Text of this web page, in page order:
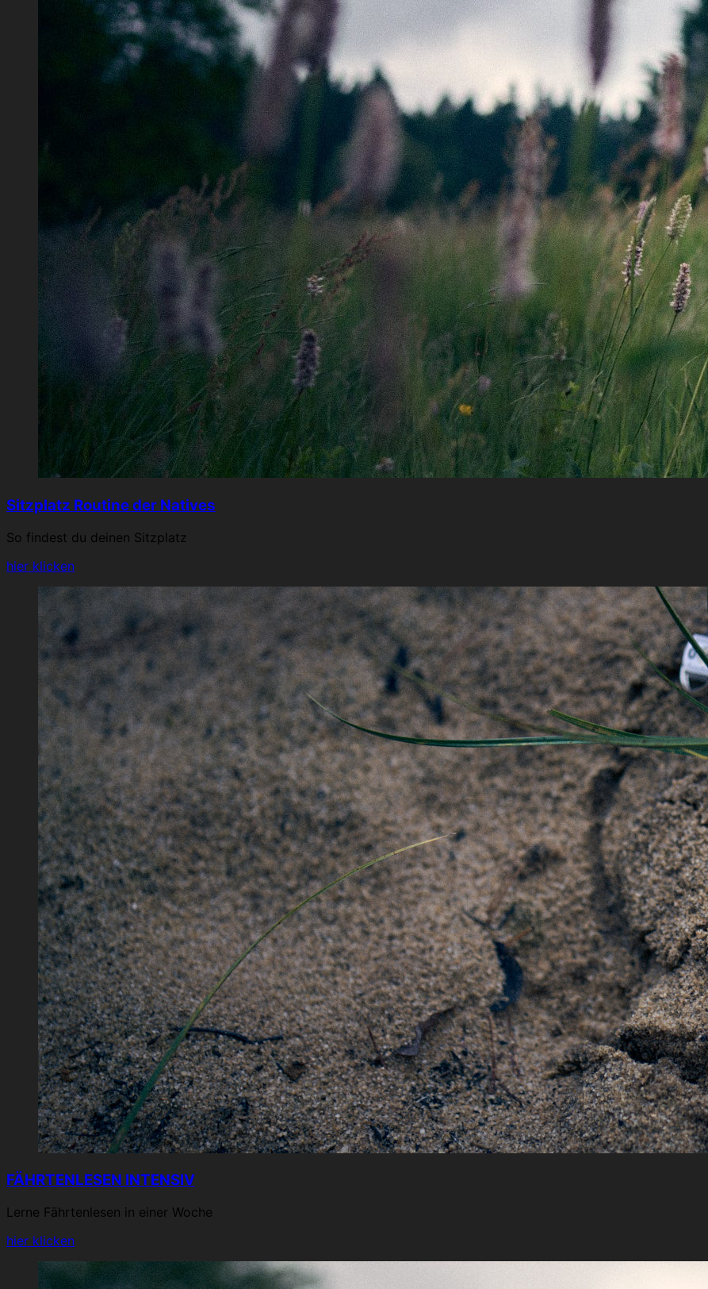
Sitzplatz Routine der Natives
So findest du deinen Sitzplatz
hier klicken
FÄHRTENLESEN INTENSIV
Lerne Fährtenlesen in einer Woche
hier klicken